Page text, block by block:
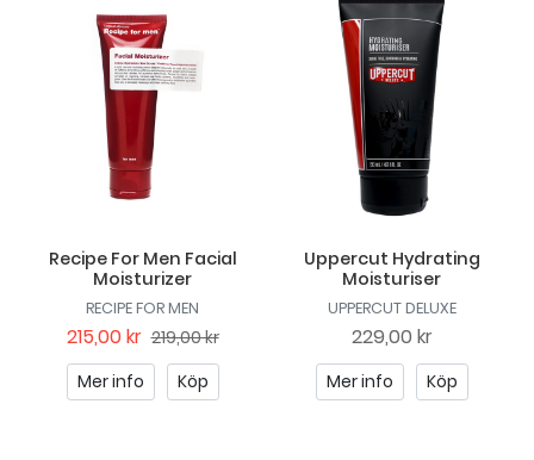
Recipe For Men Facial
Moisturizer
RECIPE FOR MEN
215,00 kr 219,00 kr
Mer info
Köp
Uppercut Hydrating
Moisturiser
UPPERCUT DELUXE
229,00 kr
Mer info Köp